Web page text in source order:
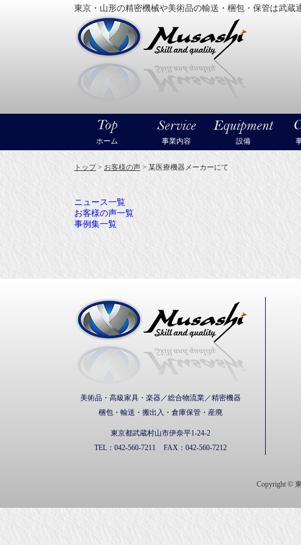
東京・山形の精密機械や美術品の輸送・梱包・保管は武蔵
ホーム 事業内容 設備
トップ> お客様の声 > 某医療機器メーカーにて
ニュース一覧
お客様の声一覧
事例集一覧
美術品・高級家具・楽器／総合物流業／精密機器
梱包・輸送・搬出入・倉庫保管・産廃
東京都武蔵村山市伊奈平1-24-2
TEL： 042-560-7211 FAX： 042-560-7212
Copyright ©